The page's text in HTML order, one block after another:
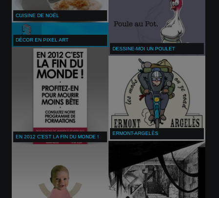
CUISINE DE NOËL
DESSINE-MOI UN POULET
DÉCOR EN PIXEL ART
EN 2012 C’EST LA FIN DU MONDE !
ERMONT-ARGELÈS